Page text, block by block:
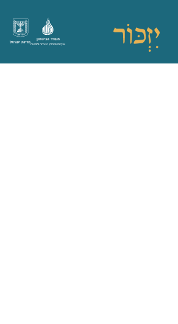
מדינת ישראל
משרד הביטחון
אגף משפחות, הנצחה ומורשת